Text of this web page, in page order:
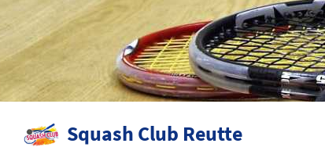
Squash Club Reutte